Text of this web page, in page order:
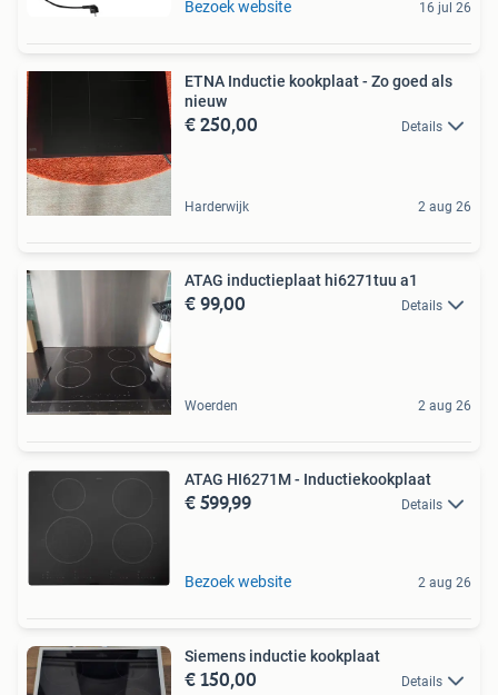
Bezoek website 16 jul 26
ETNA Inductie kookplaat - Zo goed als
nieuw
€ 250,00 Details
Harderwijk 2 aug 26
ATAG inductieplaat hi6271tuu a1
€ 99,00 Details
Woerden 2 aug 26
ATAG HI6271M - Inductiekookplaat
€ 599,99 Details
Bezoek website 2 aug 26
Siemens inductie kookplaat
€ 150,00 Details